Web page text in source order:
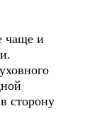
чаще и
сторону